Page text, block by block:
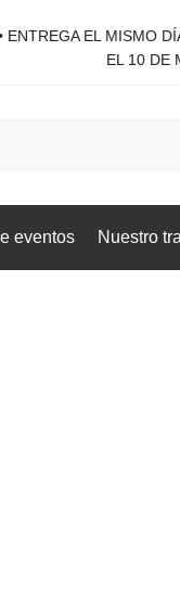
ENTREGA EL MISMO
EL 10 DE
eventos Nuestro